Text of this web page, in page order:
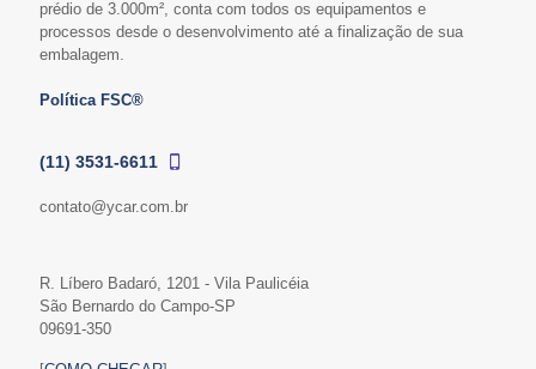
prédio de 3.000m², conta com todos os equipamentos e
processos desde o desenvolvimento até a finalização de sua
embalagem.
Política FSC®
(11) 3531-6611
contato@ycar.com.br
R. Líbero Badaró, 1201 - Vila Paulicéia
São Bernardo do Campo-SP
09691-350